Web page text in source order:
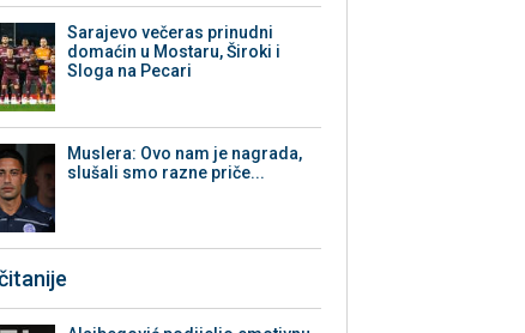
Sarajevo večeras prinudni
domaćin u Mostaru, Široki i
Sloga na Pecari
Muslera: Ovo nam je nagrada,
slušali smo razne priče...